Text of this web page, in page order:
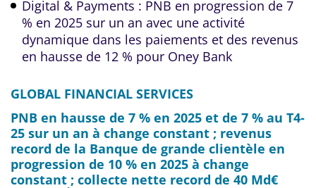
Digital & Payments : PNB en progression de 7
% en 2025 sur un an avec une activité
dynamique dans les paiements et des revenus
en hausse de 12 % pour Oney Bank
GLOBAL FINANCIAL SERVICES
PNB en hausse de 7 % en 2025 et de 7 % au T4-
25 sur un an à change constant ; revenus
record de la Banque de grande clientèle en
progression de 10 % en 2025 à change
constant ; collecte nette record de 40 Md€